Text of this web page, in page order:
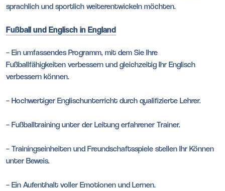
sprachlich und sportlich weiterentwickeln möchten.
Fußball und Englisch in England
– Ein umfassendes Programm, mit dem Sie Ihre
Fußballfähigkeiten verbessern und gleichzeitig Ihr Englisch
verbessern können.
– Hochwertiger Englischunterricht durch qualifizierte Lehrer.
– Fußballtraining unter der Leitung erfahrener Trainer.
– Trainingseinheiten und Freundschaftsspiele stellen Ihr Können
unter Beweis.
– Ein Aufenthalt voller Emotionen und Lernen.